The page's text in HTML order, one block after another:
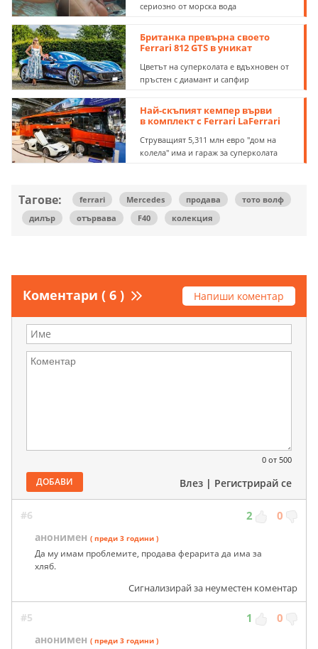
сериозно от морска вода
Британка превърна своето
Ferrari 812 GTS в уникат
Цветът на суперколата е вдъхновен от
пръстен с диамант и сапфир
Най-скъпият кемпер върви
в комплект с Ferrari LaFerrari
Струващият 5,311 млн евро "дом на
колела" има и гараж за суперколата
Тагове: ferrari Mercedes продава
тото волф
дилър
отървава F40 колекция
Коментари ( 6 ) Напиши коментар
0 от 500
ДОБАВИ Влез | Регистрирай се
#6 2 0
анонимен ( преди 3 години )
Да му имам проблемите, продава ферарита да има за
хляб.
Сигнализирай за неуместен коментар
#5 1 0
анонимен ( преди 3 години )